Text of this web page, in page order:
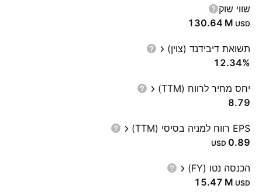
שווי שוק
‪130.64 M‬ USD
תשואת דיבידנד (צוין)
12.34%
יחס מחיר לרווח (TTM)
8.79
EPS רווח למניה בסיסי (TTM)
0.89
USD
הכנסה נטו (FY)
‪15.47 M‬ USD